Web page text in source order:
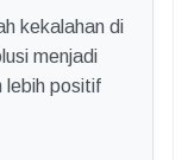
kekalahan di
menjadi
lebih positif